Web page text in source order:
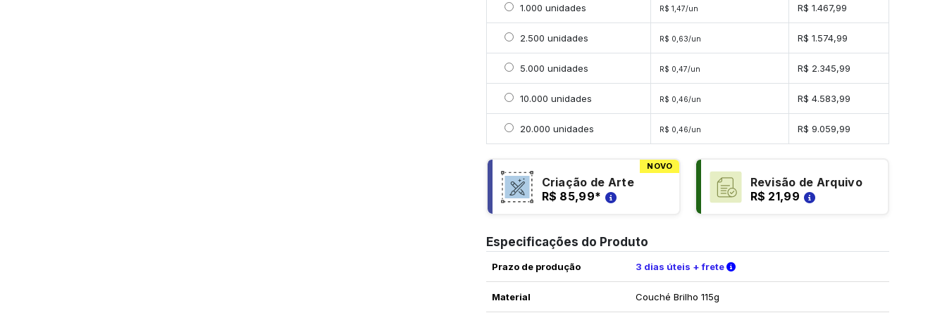
Selecionar 1000 unidades
1.000 unidades R$ 1,47/un R$ 1.467,99
Selecionar 2500 unidades
2.500 unidades R$ 0,63/un R$ 1.574,99
Selecionar 5000 unidades
5.000 unidades R$ 0,47/un R$ 2.345,99
Selecionar 10000 unidades
10.000 unidades R$ 0,46/un R$ 4.583,99
Selecionar 20000 unidades
20.000 unidades R$ 0,46/un R$ 9.059,99
NOVO
Criação de Arte
R$ 85,99*
Revisão de Arquivo
R$ 21,99
Especificações do Produto
Prazo de produção 3 dias úteis + frete Verifique as condições de entrega
Material Couché Brilho 115g